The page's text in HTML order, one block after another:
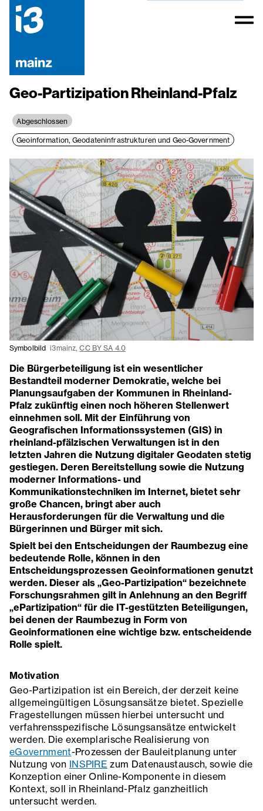
Geo-Partizipation Rheinland-Pfalz
Abgeschlossen
Geoinformation, Geodateninfrastrukturen und Geo-Government
Symbolbild i3mainz,CC BY SA 4.0
Die Bürgerbeteiligung ist ein wesentlicher
Bestandteil moderner Demokratie, welche bei
Planungsaufgaben der Kommunen in Rheinland-
Pfalz zukünftig einen noch höheren Stellenwert
einnehmen soll. Mit der Einführung von
Geografischen Informationssystemen (GIS) in
rheinland-pfälzischen Verwaltungen ist in den
letzten Jahren die Nutzung digitaler Geodaten stetig
gestiegen. Deren Bereitstellung sowie die Nutzung
moderner Informations- und
Kommunikationstechniken im Internet, bietet sehr
große Chancen, bringt aber auch
Herausforderungen für die Verwaltung und die
Bürgerinnen und Bürger mit sich.
Spielt bei den Entscheidungen der Raumbezug eine
bedeutende Rolle, können in den
Entscheidungsprozessen Geoinformationen genutzt
werden. Dieser als „Geo-Partizipation“ bezeichnete
Forschungsrahmen gilt in Anlehnung an den Begriff
„ePartizipation“ für die IT-gestützten Beteiligungen,
bei denen der Raumbezug in Form von
Geoinformationen eine wichtige bzw. entscheidende
Rolle spielt.
Motivation
Geo-Partizipation ist ein Bereich, der derzeit keine
allgemeingültigen Lösungsansätze bietet. Spezielle
Fragestellungen müssen hierbei untersucht und
verfahrensspezifische Lösungsansätze entwickelt
werden. Die exemplarische Realisierung von
eGovernment-Prozessen der Bauleitplanung unter
Nutzung von INSPIRE zum Datenaustausch, sowie die
Konzeption einer Online-Komponente in diesem
Kontext, soll in Rheinland-Pfalz ganzheitlich
untersucht werden.